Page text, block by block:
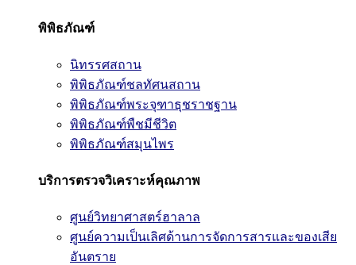
พิพิธภัณฑ์
นิทรรศสถาน
พิพิธภัณฑ์ชลทัศนสถาน
พิพิธภัณฑ์พระจุฑาธุชราชฐาน
พิพิธภัณฑ์พืชมีชีวิต
พิพิธภัณฑ์สมุนไพร
บริการตรวจวิเคราะห์คุณภาพ
ศูนย์วิทยาศาสตร์ฮาลาล
ศูนย์ความเป็นเลิศด้านการจัดการสารและของเสีย
อันตราย